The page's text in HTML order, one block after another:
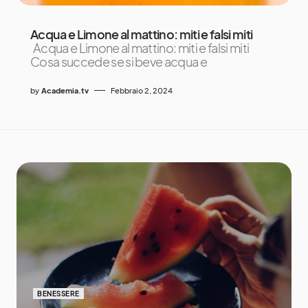
Acqua e Limone al mattino: miti e falsi miti
Acqua e Limone al mattino: miti e falsi miti
Cosa succede se si beve acqua e
by Academia.tv Febbraio 2, 2024
BENESSERE